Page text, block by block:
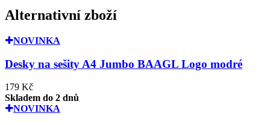
Alternativní zboží
NOVINKA
Desky na sešity A4 Jumbo BAAGL Logo modré
179 Kč
Skladem do 2 dnů
NOVINKA